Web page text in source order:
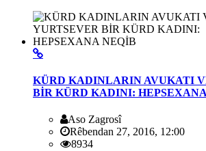
KÜRD KADINLARIN AVUKATI
BİR KÜRD KADINI:
Aso Zagrosî
Rêbendan 27, 2016, 12:00
8934